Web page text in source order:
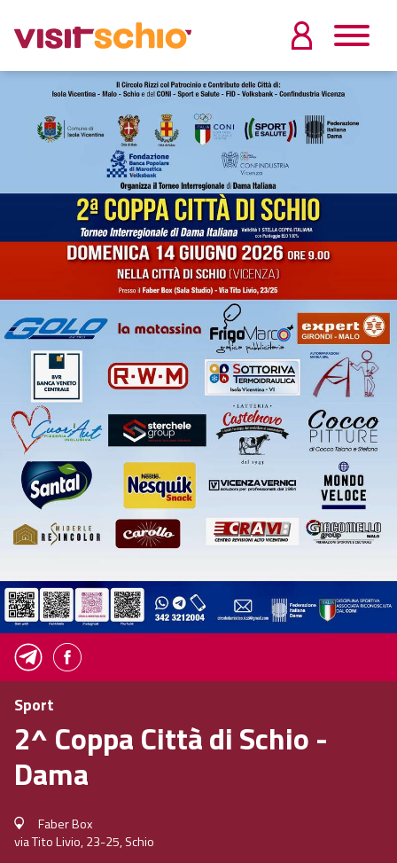
Sport
2^ Coppa Città di Schio -
Dama
Faber Box
via Tito Livio, 23-25, Schio